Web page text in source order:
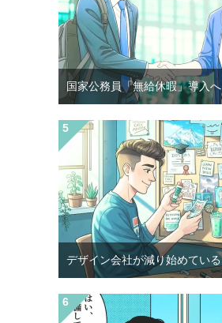
国家公務員「無給休暇」導入へ
デザイン会社が減り始めている